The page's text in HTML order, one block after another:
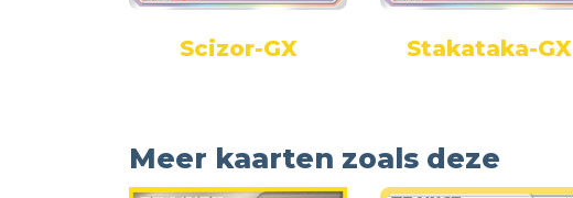
Scizor-GX Stakataka-GX
Meer kaarten zoals deze